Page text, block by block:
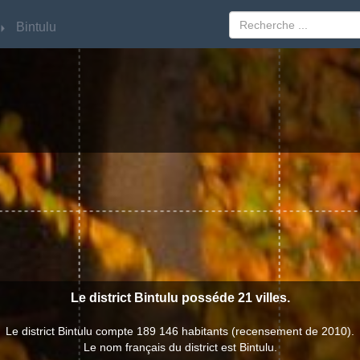
Bintulu
Le district Bintulu posséde 21 villes.
Le district Bintulu compte 189 146 habitants (recensement de 2010).
Le nom français du district est Bintulu.
Bintulu